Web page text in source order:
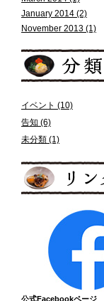
January 2014 (2)
November 2013 (1)
イベント (10)
告知 (6)
未分類 (1)
公式Facebookページ